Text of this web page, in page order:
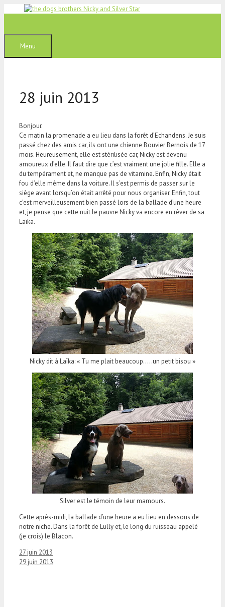
Menu
28 juin 2013
Bonjour.
Ce matin la promenade a eu lieu dans la forêt d’Echandens. Je suis
passé chez des amis car, ils ont une chienne Bouvier Bernois de 17
mois. Heureusement, elle est stérilisée car, Nicky est devenu
amoureux d’elle. Il faut dire que c’est vraiment une jolie fille. Elle a
du tempérament et, ne manque pas de vitamine. Enfin, Nicky était
fou d’elle même dans la voiture. Il s’est permis de passer sur le
siège avant lorsqu’on était arrêté pour nous organiser. Enfin, tout
c’est merveilleusement bien passé lors de la ballade d’une heure
et, je pense que cette nuit le pauvre Nicky va encore en rêver de sa
Laïka.
Nicky dit à Laïka: « Tu me plait beaucoup…..un petit bisou »
Silver est le témoin de leur mamours.
Cette après-midi, la ballade d’une heure a eu lieu en dessous de
notre niche. Dans la forêt de Lully et, le long du ruisseau appelé
(je crois) le Blacon.
27 juin 2013
29 juin 2013